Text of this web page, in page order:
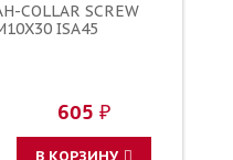
COLLAR SCREW
ISA45
605 ₽